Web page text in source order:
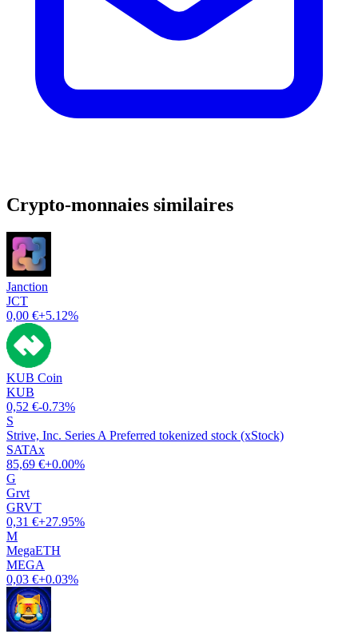
Crypto-monnaies similaires
Janction
JCT
0,00 €+5.12%
KUB Coin
KUB
0,52 €-0.73%
S
Strive, Inc. Series A Preferred tokenized stock (xStock)
SATAx
85,69 €+0.00%
G
Grvt
GRVT
0,31 €+27.95%
M
MegaETH
MEGA
0,03 €+0.03%